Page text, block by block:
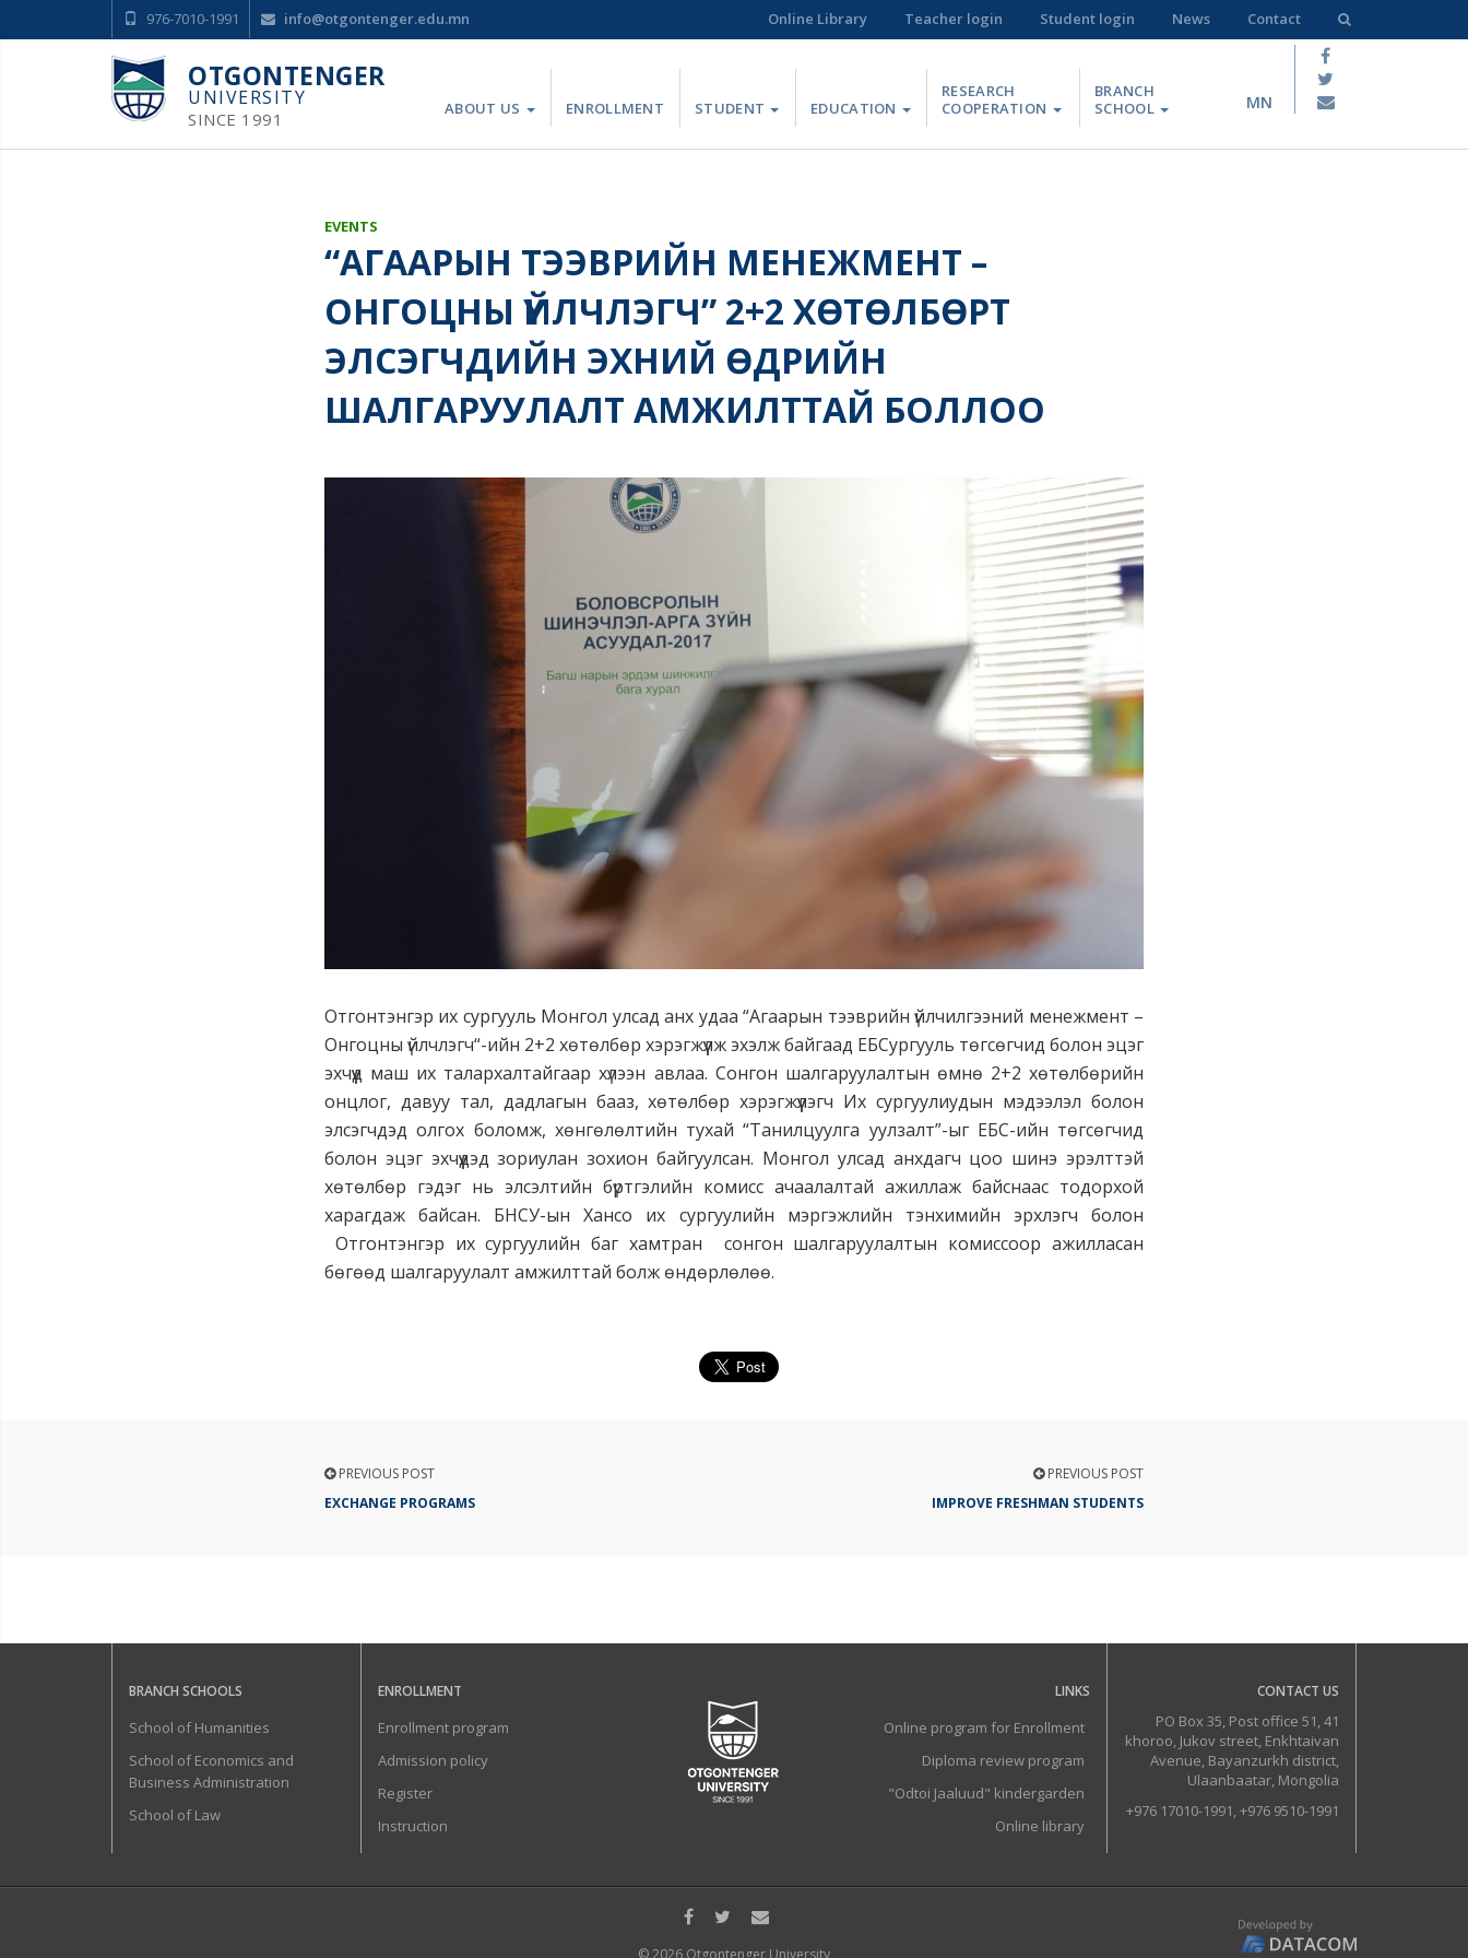
976-7010-1991 info@otgontenger.edu.mn Online Library Teacher login Student login News Contact
OTGONTENGER
UNIVERSITY
SINCE 1991 ABOUT US ENROLLMENT STUDENT EDUCATION
RESEARCH
COOPERATION
BRANCH
SCHOOL
MN
EVENTS
“АГААРЫН ТЭЭВРИЙН МЕНЕЖМЕНТ –
ОНГОЦНЫ ҮЙЛЧЛЭГЧ” 2+2 ХӨТӨЛБӨРТ
ЭЛСЭГЧДИЙН ЭХНИЙ ӨДРИЙН
ШАЛГАРУУЛАЛТ АМЖИЛТТАЙ БОЛЛОО
Отгонтэнгэр их сургууль Монгол улсад анх удаа “Агаарын тээврийн үйлчилгээний менежмент –
Онгоцны үйлчлэгч“-ийн 2+2 хөтөлбөр хэрэгжүүлж эхэлж байгаад ЕБСургууль төгсөгчид болон эцэг
эхчүүд маш их талархалтайгаар хүлээн авлаа. Сонгон шалгаруулалтын өмнө 2+2 хөтөлбөрийн
онцлог, давуу тал, дадлагын бааз, хөтөлбөр хэрэгжүүлэгч Их сургуулиудын мэдээлэл болон
элсэгчдэд олгох боломж, хөнгөлөлтийн тухай “Танилцуулга уулзалт”-ыг ЕБС-ийн төгсөгчид
болон эцэг эхчүүдэд зориулан зохион байгуулсан. Монгол улсад анхдагч цоо шинэ эрэлттэй
хөтөлбөр гэдэг нь элсэлтийн бүртгэлийн комисс ачаалалтай ажиллаж байснаас тодорхой
харагдаж байсан. БНСУ-ын Хансо их сургуулийн мэргэжлийн тэнхимийн эрхлэгч болон
Отгонтэнгэр их сургуулийн баг хамтран сонгон шалгаруулалтын комиссоор ажилласан
бөгөөд шалгаруулалт амжилттай болж өндөрлөлөө.
PREVIOUS POST
EXCHANGE PROGRAMS
PREVIOUS POST
IMPROVE FRESHMAN STUDENTS
BRANCH SCHOOLS
School of Humanities
School of Economics and
Business Administration
School of Law
ENROLLMENT
Enrollment program
Admission policy
Register
Instruction
LINKS
Online program for Enrollment
Diploma review program
"Odtoi Jaaluud" kindergarden
Online library
CONTACT US
PO Box 35, Post office 51, 41
khoroo, Jukov street, Enkhtaivan
Avenue, Bayanzurkh district,
Ulaanbaatar, Mongolia
+976 17010-1991, +976 9510-1991
© 2026 Otgontenger University